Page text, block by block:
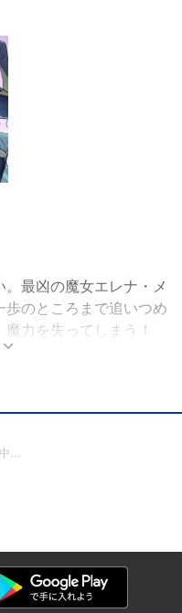
最凶の魔女エレナ・メ
のところまで追いつめ
力を失ってしまう！
人間！」再び魔力が戻
る——、はずだったが、
とで、逆に“人助け”の
元・最凶の魔女が世
…